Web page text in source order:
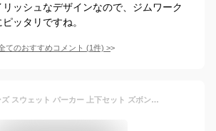
ッシュなデザインなので、ジムワーク
ッタリですね。
てのおすすめコメント (1件) >
ジャージ メンズ スウェット パーカー 上下セット ズボン 通気 カジュアル スポーツウェア ランニングウェア 吸汗 速乾 秋冬服 ジャージ ルームウェア 长袖 トラックスーツ メンズ ジッパー アウター ズボン 無地 ゆったり